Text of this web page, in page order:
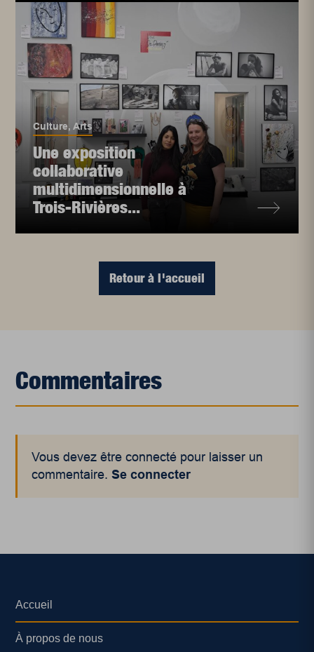
Culture,Arts
Une exposition
collaborative
multidimensionnelle à
Trois-Rivières...
Retour à l'accueil
Commentaires
Vous devez être connecté pour laisser un
commentaire.Se connecter
Accueil
À propos de nous